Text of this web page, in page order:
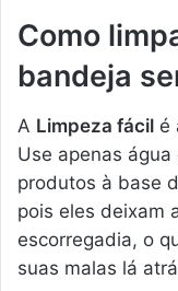
Como
bandeja
A Limpeza fácil é
Use apenas
produtos à base
pois eles deixam
escorregadia, o
suas malas lá